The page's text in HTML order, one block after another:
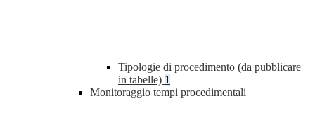
Tipologie di procedimento (da pubblicare
in tabelle) 1
Monitoraggio tempi procedimentali